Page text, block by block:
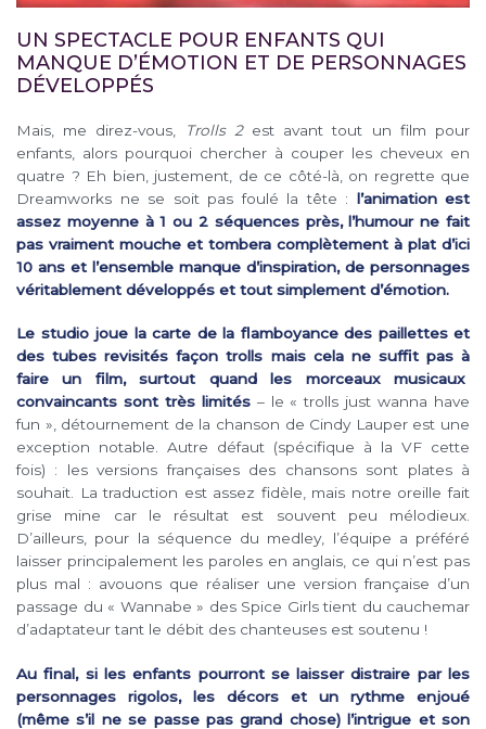
UN SPECTACLE POUR ENFANTS QUI
MANQUE D’ÉMOTION ET DE PERSONNAGES
DÉVELOPPÉS
Mais, me direz-vous, Trolls 2est avant tout un film pour
enfants, alors pourquoi chercher à couper les cheveux en
quatre ? Eh bien, justement, de ce côté-là, on regrette que
Dreamworks ne se soit pas foulé la tête : l’animation est
assez moyenne à 1 ou 2 séquences près, l’humour ne fait
pas vraiment mouche et tombera complètement à plat d’ici
10 ans et l’ensemble manque d’inspiration, de personnages
véritablement développés et tout simplement d’émotion.
Le studio joue la carte de la flamboyance des paillettes et
des tubes revisités façon trolls mais cela ne suffit pas à
faire un film, surtout quand les morceaux musicaux
convaincants sont très limités– le « trolls just wanna have
fun », détournement de la chanson de Cindy Lauper est une
exception notable. Autre défaut (spécifique à la VF cette
fois) : les versions françaises des chansons sont plates à
souhait. La traduction est assez fidèle, mais notre oreille fait
grise mine car le résultat est souvent peu mélodieux.
D’ailleurs, pour la séquence du medley, l’équipe a préféré
laisser principalement les paroles en anglais, ce qui n’est pas
plus mal : avouons que réaliser une version française d’un
passage du « Wannabe » des Spice Girls tient du cauchemar
d’adaptateur tant le débit des chanteuses est soutenu !
Au final, si les enfants pourront se laisser distraire par les
personnages rigolos, les décors et un rythme enjoué
(même s’il ne se passe pas grand chose) l’intrigue et son